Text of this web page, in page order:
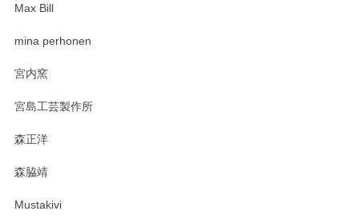
おかけしました。 ありがとうございます。
Max Bill
mina perhonen
宮内窯
宮島工芸製作所
森正洋
森脇靖
Mustakivi